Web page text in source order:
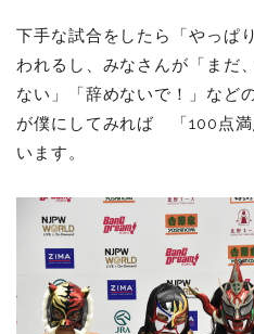
下手な試合をしたら「やっぱ
われるし、みなさんが「まだ
ない」「辞めないで！」など
が僕にしてみれば 「100点満
います。